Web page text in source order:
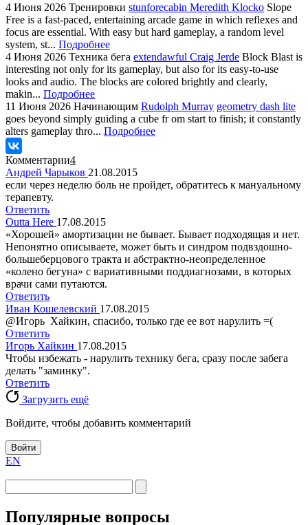
4 Июня 2026 Тренировки stunforecabin Meredith Klocko Slope
Free is a fast-paced, entertaining arcade game in which reflexes and
focus are essential. With easy but hard gameplay, a random level
system, st... Подробнее
4 Июня 2026 Техника бега extendawful Craig Jerde Block Blast is
interesting not only for its gameplay, but also for its easy-to-use
looks and audio. The blocks are colored brightly and clearly,
makin... Подробнее
11 Июня 2026 Начинающим Rudolph Murray geometry dash lite
goes beyond simply guiding a cube fr om start to finish; it constantly
alters gameplay thro... Подробнее
Комментарии4
Андрей Чарыков 21.08.2015
если через неделю боль не пройдет, обратитесь к мануальному
терапевту.
Ответить
Outta Here 17.08.2015
«Хорошей» амортизации не бывает. Бывает подходящая и нет.
Непонятно описываете, может быть и синдром подвздошно-
большеберцового тракта и абстрактно-неопределенное
«колено бегуна» с вариативными поддиагнозами, в которых
врачи сами путаются.
Ответить
Иван Кошелевский 17.08.2015
@Игорь Хайкин, спасибо, только где ее вот нарулить =(
Ответить
Игорь Хайкин 17.08.2015
Чтобы избежать - нарулить технику бега, сразу после забега
делать "заминку".
Ответить
Загрузить ещё
Войдите, чтобы добавить комментарий
Войти
EN
Популярные вопросы